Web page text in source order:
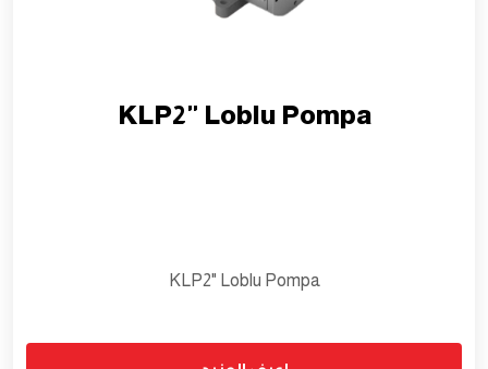
KLP2" Loblu Pompa
KLP2" Loblu Pompa